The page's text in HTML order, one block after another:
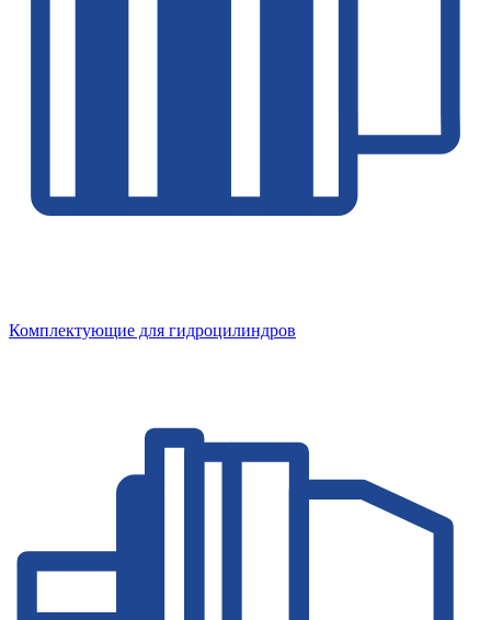
Комплектующие для гидроцилиндров